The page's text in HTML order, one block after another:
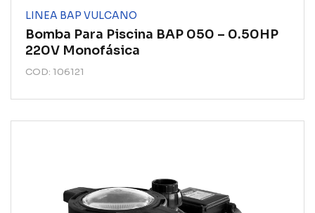
LINEA BAP VULCANO
Bomba Para Piscina BAP 050 – 0.50HP
220V Monofásica
COD: 106121